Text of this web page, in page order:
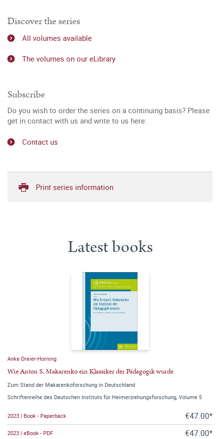
Discover the series
All volumes available
The volumes on our eLibrary
Subscribe
Do you wish to order the series on a continuing basis? Please
get in contact with us and write to us here:
Contact us
Print series information
Latest books
Anke Dreier-Horning
Wie Anton S. Makarenko ein Klassiker der Pädagogik wurde
Zum Stand der Makarenkoforschung in Deutschland
Schriftenreihe des Deutschen Instituts für Heimerziehungsforschung, Volume 5
2023 | Book - Paperback €47.00*
2023 | eBook - PDF €47.00*